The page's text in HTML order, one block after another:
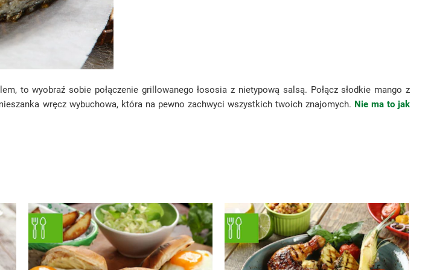
to wyobraź sobie połączenie grillowanego łososia z nietypową salsą. Połącz słodkie mango z
wręcz wybuchowa, która na pewno zachwyci wszystkich twoich znajomych. Nie ma to jak